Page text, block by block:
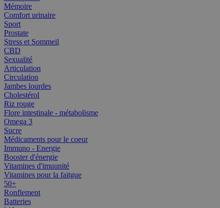
Mémoire
Comfort urinaire
Sport
Prostate
Stress et Sommeil
CBD
Sexualité
Articulation
Circulation
Jambes lourdes
Cholestérol
Riz rouge
Flore intestinale - métabolisme
Omega 3
Sucre
Médicaments pour le coeur
Immuno - Energie
Booster d'énergie
Vitamines d'imuunité
Vitamines pour la faitgue
50+
Ronflement
Batteries